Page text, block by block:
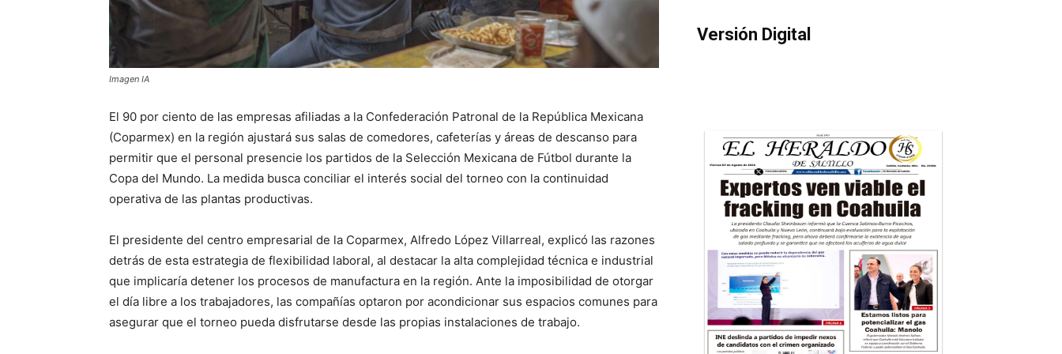
Imagen IA
El 90 por ciento de las empresas afiliadas a la Confederación Patronal de la República Mexicana
(Coparmex) en la región ajustará sus salas de comedores, cafeterías y áreas de descanso para
permitir que el personal presencie los partidos de la Selección Mexicana de Fútbol durante la
Copa del Mundo. La medida busca conciliar el interés social del torneo con la continuidad
operativa de las plantas productivas.
El presidente del centro empresarial de la Coparmex, Alfredo López Villarreal, explicó las razones
detrás de esta estrategia de flexibilidad laboral, al destacar la alta complejidad técnica e industrial
que implicaría detener los procesos de manufactura en la región. Ante la imposibilidad de otorgar
el día libre a los trabajadores, las compañías optaron por acondicionar sus espacios comunes para
asegurar que el torneo pueda disfrutarse desde las propias instalaciones de trabajo.
Versión Digital